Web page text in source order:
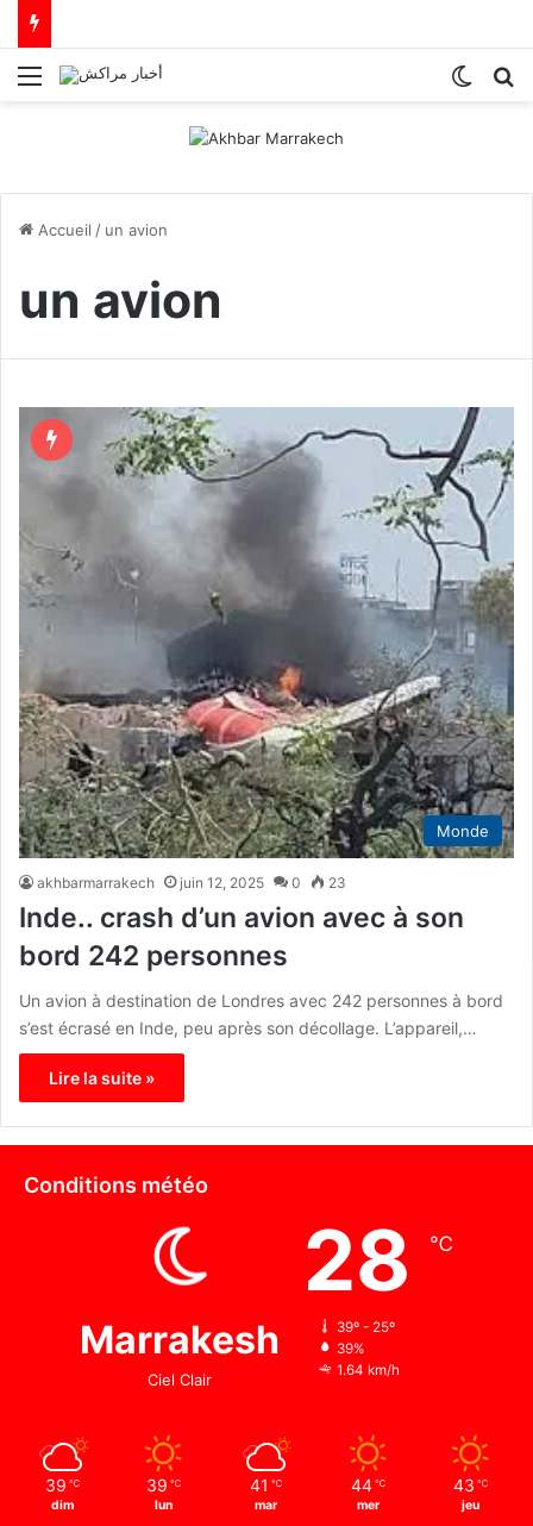
Menu
Accueil / un avion
un avion
Monde
akhbarmarrakech juin 12, 2025 0 23
Inde.. crash d’un avion avec à son
bord 242 personnes
Un avion à destination de Londres avec 242 personnes à bord
s’est écrasé en Inde, peu après son décollage. L’appareil,…
Lire la suite »
Conditions météo
Marrakesh
Ciel Clair
28 ℃
39º - 25º
39%
1.64 km/h
39 ℃
dim
39 ℃
lun
41 ℃
mar
44 ℃
mer
43 ℃
jeu